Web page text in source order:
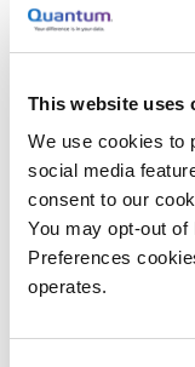
This website uses
We use cookies to
social media
consent to our
You may opt-out
Preferences
operates.
터 제한을 둘 필
리지는 오후면 준
유연한 데이터 액
StorNext 플랫폼
해 수많은 연구
습니다. Disper는
의 수명 주기 내
있습니다"라고 말